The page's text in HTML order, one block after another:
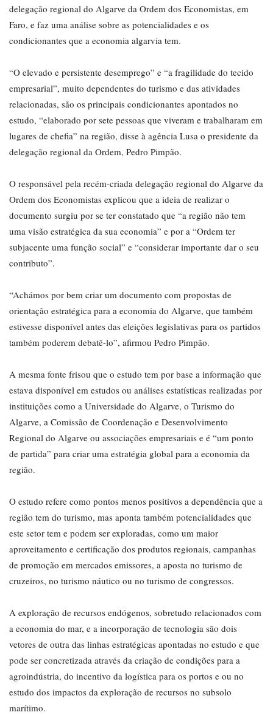
delegação regional do Algarve da Ordem dos Economistas, em
Faro, e faz uma análise sobre as potencialidades e os
condicionantes que a economia algarvia tem.
“O elevado e persistente desemprego” e “a fragilidade do tecido
empresarial”, muito dependentes do turismo e das atividades
relacionadas, são os principais condicionantes apontados no
estudo, “elaborado por sete pessoas que viveram e trabalharam em
lugares de chefia” na região, disse à agência Lusa o presidente da
delegação regional da Ordem, Pedro Pimpão.
O responsável pela recém-criada delegação regional do Algarve da
Ordem dos Economistas explicou que a ideia de realizar o
documento surgiu por se ter constatado que “a região não tem
uma visão estratégica da sua economia” e por a “Ordem ter
subjacente uma função social” e “considerar importante dar o seu
contributo”.
“Achámos por bem criar um documento com propostas de
orientação estratégica para a economia do Algarve, que também
estivesse disponível antes das eleições legislativas para os partidos
também poderem debatê-lo”, afirmou Pedro Pimpão.
A mesma fonte frisou que o estudo tem por base a informação que
estava disponível em estudos ou análises estatísticas realizadas por
instituições como a Universidade do Algarve, o Turismo do
Algarve, a Comissão de Coordenação e Desenvolvimento
Regional do Algarve ou associações empresariais e é “um ponto
de partida” para criar uma estratégia global para a economia da
região.
O estudo refere como pontos menos positivos a dependência que a
região tem do turismo, mas aponta também potencialidades que
este setor tem e podem ser exploradas, como um maior
aproveitamento e certificação dos produtos regionais, campanhas
de promoção em mercados emissores, a aposta no turismo de
cruzeiros, no turismo náutico ou no turismo de congressos.
A exploração de recursos endógenos, sobretudo relacionados com
a economia do mar, e a incorporação de tecnologia são dois
vetores de outra das linhas estratégicas apontadas no estudo e que
pode ser concretizada através da criação de condições para a
agroindústria, do incentivo da logística para os portos e ou no
estudo dos impactos da exploração de recursos no subsolo
marítimo.